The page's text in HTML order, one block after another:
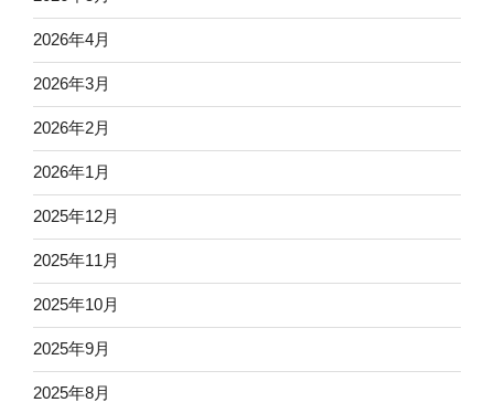
2026年4月
2026年3月
2026年2月
2026年1月
2025年12月
2025年11月
2025年10月
2025年9月
2025年8月